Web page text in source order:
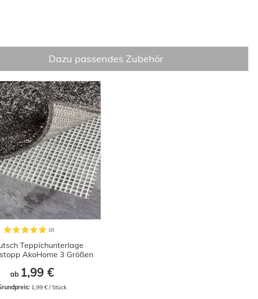
Dazu passendes Zubehör
Teppichunterlage
AkoHome 3 Größen
ab 1,99 €
1,99 € / Stück